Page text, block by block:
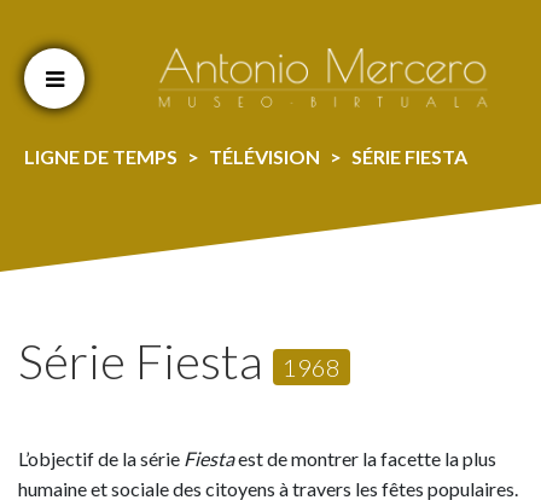
LIGNE DE TEMPS TÉLÉVISION SÉRIE FIESTA
Série Fiesta 1968
L’objectif de la série Fiestaest de montrer la facette la plus
humaine et sociale des citoyens à travers les fêtes populaires.